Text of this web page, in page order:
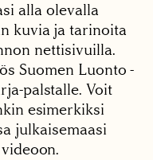
alla olevalla
kuvia ja tarinoita
nettisivuilla.
Suomen Luonto -
palstalle. Voit
esimerkiksi
julkaisemaasi